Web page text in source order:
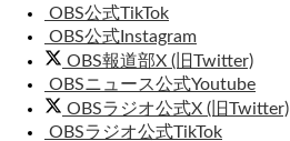
OBS公式TikTok
OBS公式Instagram
OBS報道部X (旧Twitter)
OBSニュース公式Youtube
OBSラジオ公式X (旧Twitter)
OBSラジオ公式TikTok